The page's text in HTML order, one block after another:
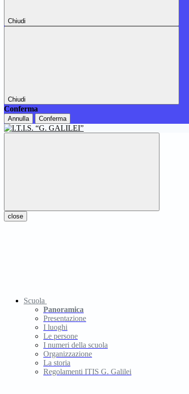
Chiudi
Chiudi
Conferma
Annulla Conferma
close
Scuola
Panoramica
Presentazione
I luoghi
Le persone
I numeri della scuola
Organizzazione
La storia
Regolamenti ITIS G. Galilei